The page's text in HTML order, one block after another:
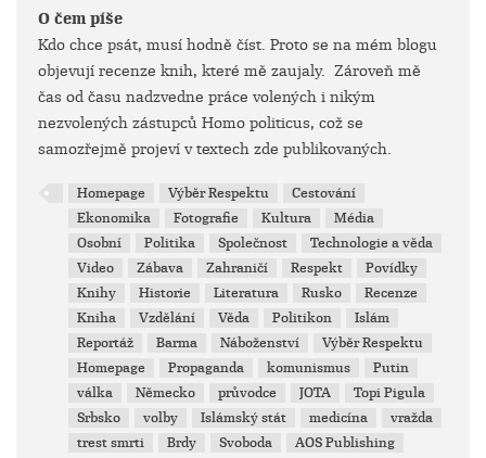
O čem píše
Kdo chce psát, musí hodně číst. Proto se na mém blogu
objevují recenze knih, které mě zaujaly. Zároveň mě
čas od času nadzvedne práce volených i nikým
nezvolených zástupců Homo politicus, což se
samozřejmě projeví v textech zde publikovaných.
Homepage Výběr Respektu
Cestování
Ekonomika
Fotografie Kultura
Média
Osobní
Politika Společnost
Technologie a věda
Video
Zábava Zahraničí Respekt
Povídky
Knihy
Historie Literatura Rusko
Recenze
Kniha
Vzdělání Věda Politikon
Islám
Reportáž
Barma Náboženství
Výběr Respektu
Homepage
Propaganda komunismus
Putin
válka
Německo průvodce JOTA
Topi Pigula
Srbsko
volby Islámský stát medicína
vražda
trest smrti
Brdy Svoboda
AOS Publishing